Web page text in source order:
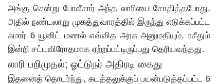
அங்கு சென்று போலீசார் அந்த லாரியை சோதித்தபோது,
அதில் நண்டலாறு முகத்துவாரத்தில் இருந்து எடுக்கப்பட்ட
சுமார் 6 யூனிட் மணல் எவ்வித அரசு அனுமதியும், ரசீதும்
இன்றி சட்டவிரோதமாக ஏற்றப்பட்டிருப்பது தெரியவந்தது.
லாரி பறிமுதல்; ஓட்டுநர் அதிரடி கைது
இதனைத் தொடர்ந்து, கடத்தலுக்குப் பயன்படுத்தப்பட்ட 6